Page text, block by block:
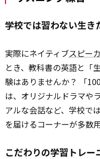
学校では習わない生き
実際にネイティブスピー
とき、教科書の英語と「
験はありませんか？ 「
は、オリジナルドラマや
アルな会話など、学校で
を届けるコーナーが多数
こだわりの学習トレー